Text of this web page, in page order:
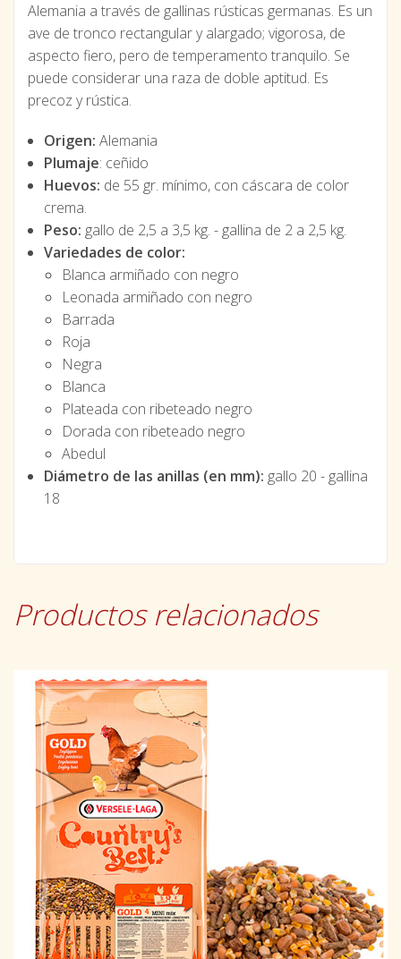
Alemania a través de gallinas rústicas germanas. Es un
ave de tronco rectangular y alargado; vigorosa, de
aspecto fiero, pero de temperamento tranquilo. Se
puede considerar una raza de doble aptitud. Es
precoz y rústica.
Origen: Alemania
Plumaje: ceñido
Huevos: de 55 gr. mínimo, con cáscara de color
crema.
Peso: gallo de 2,5 a 3,5 kg. - gallina de 2 a 2,5 kg.
Variedades de color:
Blanca armiñado con negro
Leonada armiñado con negro
Barrada
Roja
Negra
Blanca
Plateada con ribeteado negro
Dorada con ribeteado negro
Abedul
Diámetro de las anillas (en mm): gallo 20 - gallina
18
Productos relacionados